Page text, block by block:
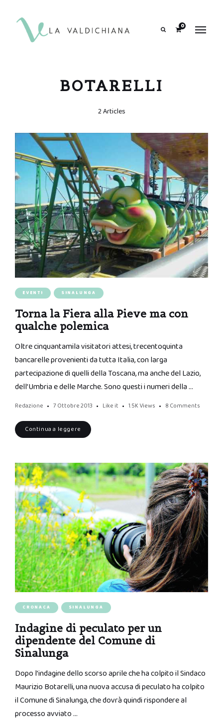
0
BOTARELLI
2 Articles
EVENTI SINALUNGA
Torna la Fiera alla Pieve ma con
qualche polemica
Oltre cinquantamila visitatori attesi, trecentoquinta
bancarelle provenienti da tutta Italia, con larga
partecipazione di quelli della Toscana, ma anche del Lazio,
dell’Umbria e delle Marche. Sono questi i numeri della …
Redazione 7 Ottobre 2013 Like it 1.5K Views 8 Comments
Continua a leggere
CRONACA SINALUNGA
Indagine di peculato per un
dipendente del Comune di
Sinalunga
Dopo l’indagine dello scorso aprile che ha colpito il Sindaco
Maurizio Botarelli, una nuova accusa di peculato ha colpito
il Comune di Sinalunga, che dovrà quindi rispondere al
processo avviato …